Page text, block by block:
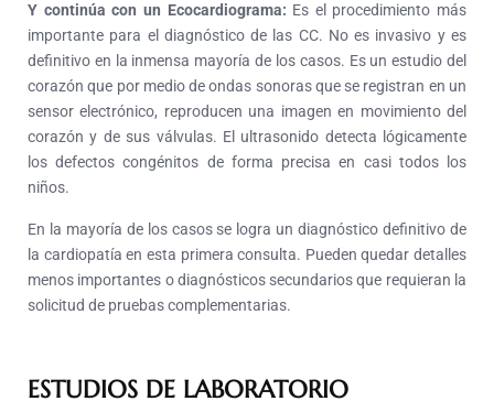
Y continúa con un Ecocardiograma: Es el procedimiento más
importante para el diagnóstico de las CC. No es invasivo y es
definitivo en la inmensa mayoría de los casos. Es un estudio del
corazón que por medio de ondas sonoras que se registran en un
sensor electrónico, reproducen una imagen en movimiento del
corazón y de sus válvulas. El ultrasonido detecta lógicamente
los defectos congénitos de forma precisa en casi todos los
niños.
En la mayoría de los casos se logra un diagnóstico definitivo de
la cardiopatía en esta primera consulta. Pueden quedar detalles
menos importantes o diagnósticos secundarios que requieran la
solicitud de pruebas complementarias.
ESTUDIOS DE LABORATORIO